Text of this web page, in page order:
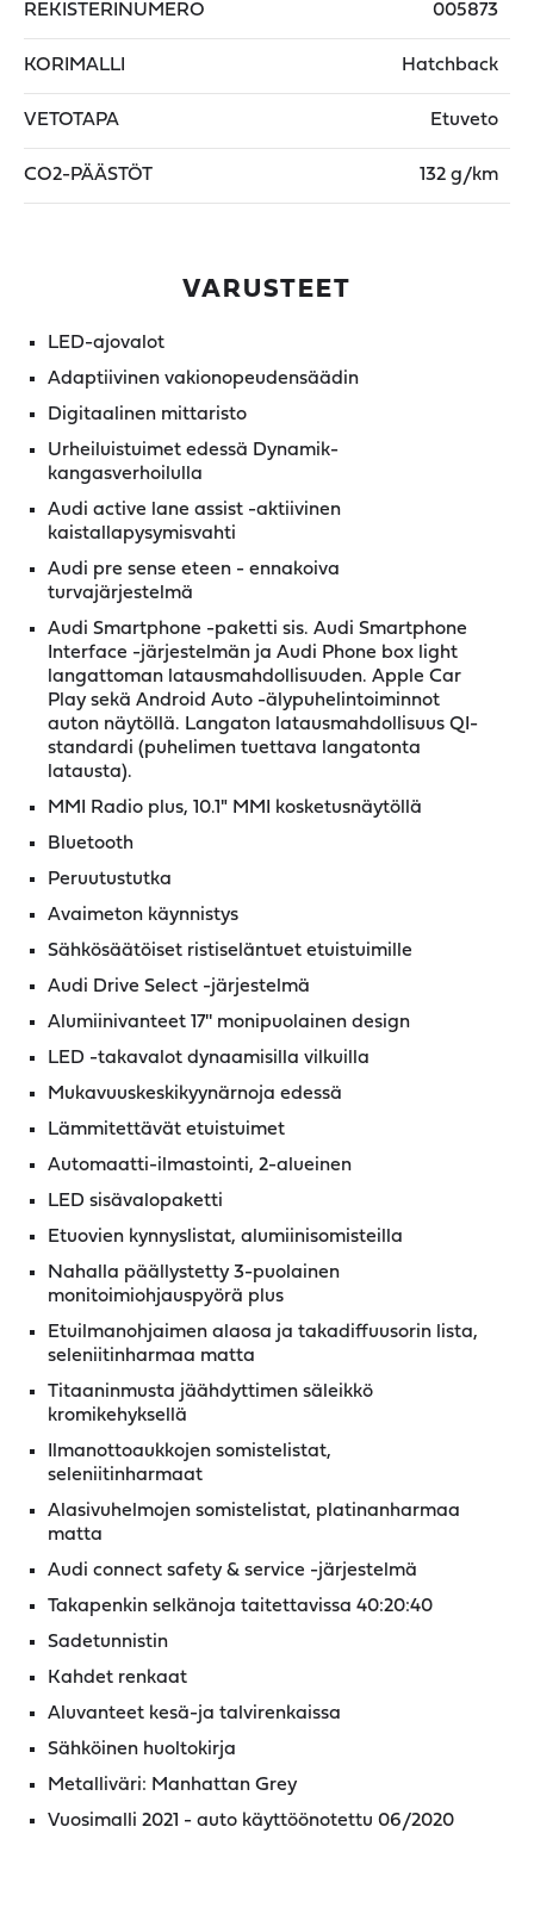
REKISTERINUMERO 005873
KORIMALLI Hatchback
VETOTAPA Etuveto
CO2-PÄÄSTÖT 132 g/km
VARUSTEET
LED-ajovalot
Adaptiivinen vakionopeudensäädin
Digitaalinen mittaristo
Urheiluistuimet edessä Dynamik-
kangasverhoilulla
Audi active lane assist -aktiivinen
kaistallapysymisvahti
Audi pre sense eteen - ennakoiva
turvajärjestelmä
Audi Smartphone -paketti sis. Audi Smartphone
Interface -järjestelmän ja Audi Phone box light
langattoman latausmahdollisuuden. Apple Car
Play sekä Android Auto -älypuhelintoiminnot
auton näytöllä. Langaton latausmahdollisuus QI-
standardi (puhelimen tuettava langatonta
latausta).
MMI Radio plus, 10.1" MMI kosketusnäytöllä
Bluetooth
Peruutustutka
Avaimeton käynnistys
Sähkösäätöiset ristiseläntuet etuistuimille
Audi Drive Select -järjestelmä
Alumiinivanteet 17'' monipuolainen design
LED -takavalot dynaamisilla vilkuilla
Mukavuuskeskikyynärnoja edessä
Lämmitettävät etuistuimet
Automaatti-ilmastointi, 2-alueinen
LED sisävalopaketti
Etuovien kynnyslistat, alumiinisomisteilla
Nahalla päällystetty 3-puolainen
monitoimiohjauspyörä plus
Etuilmanohjaimen alaosa ja takadiffuusorin lista,
seleniitinharmaa matta
Titaaninmusta jäähdyttimen säleikkö
kromikehyksellä
Ilmanottoaukkojen somistelistat,
seleniitinharmaat
Alasivuhelmojen somistelistat, platinanharmaa
matta
Audi connect safety & service -järjestelmä
Takapenkin selkänoja taitettavissa 40:20:40
Sadetunnistin
Kahdet renkaat
Aluvanteet kesä-ja talvirenkaissa
Sähköinen huoltokirja
Metalliväri: Manhattan Grey
Vuosimalli 2021 - auto käyttöönotettu 06/2020